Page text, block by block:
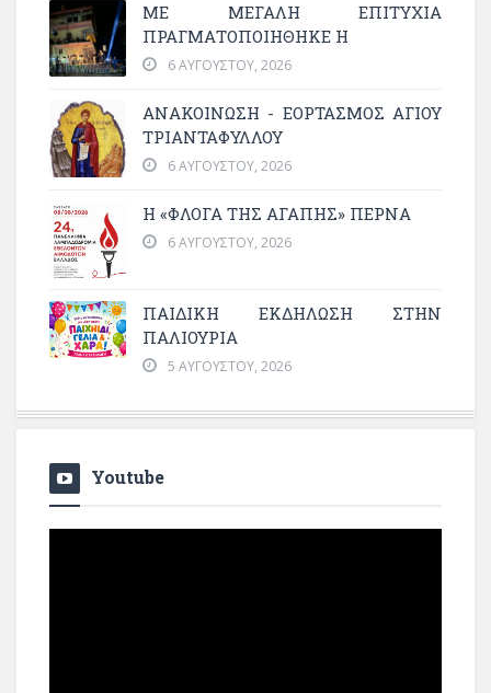
ΜΕ ΜΕΓΆΛΗ ΕΠΙΤΥΧΊΑ
ΠΡΑΓΜΑΤΟΠΟΙΉΘΗΚΕ Η
6 ΑΥΓΟΎΣΤΟΥ, 2026
ΑΝΑΚΟΙΝΩΣΗ - ΕΟΡΤΑΣΜΟΣ ΑΓΙΟΥ
ΤΡΙΑΝΤΑΦΥΛΛΟΥ
6 ΑΥΓΟΎΣΤΟΥ, 2026
Η «ΦΛΌΓΑ ΤΗΣ ΑΓΆΠΗΣ» ΠΕΡΝΆ
6 ΑΥΓΟΎΣΤΟΥ, 2026
ΠΑΙΔΙΚΗ ΕΚΔΗΛΩΣΗ ΣΤΗΝ
ΠΑΛΙΟΥΡΙΑ
5 ΑΥΓΟΎΣΤΟΥ, 2026
Youtube